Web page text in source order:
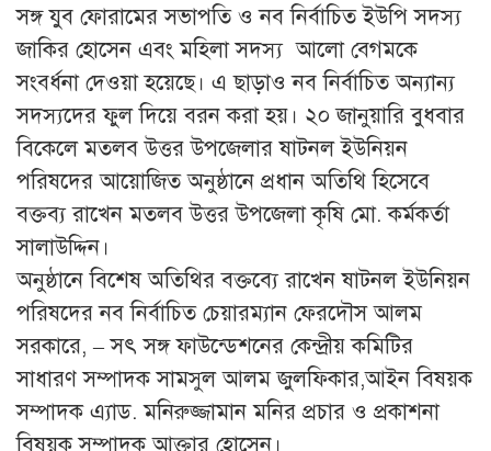
সঙ্গ যুব ফোরামের সভাপতি ও নব নির্বাচিত ইউপি সদস্য
জাকির হোসেন এবং মহিলা সদস্য আলো বেগমকে
সংবর্ধনা দেওয়া হয়েছে। এ ছাড়াও নব নির্বাচিত অন্যান্য
সদস্যদের ফুল দিয়ে বরন করা হয়। ২০ জানুয়ারি বুধবার
বিকেলে মতলব উত্তর উপজেলার ষাটনল ইউনিয়ন
পরিষদের আয়োজিত অনুষ্ঠানে প্রধান অতিথি হিসেবে
বক্তব্য রাখেন মতলব উত্তর উপজেলা কৃষি মো. কর্মকর্তা
সালাউদ্দিন।
অনুষ্ঠানে বিশেষ অতিথির বক্তব্যে রাখেন ষাটনল ইউনিয়ন
পরিষদের নব নির্বাচিত চেয়ারম্যান ফেরদৌস আলম
সরকারে, – সৎ সঙ্গ ফাউন্ডেশনের কেন্দ্রীয় কমিটির
সাধারণ সম্পাদক সামসুল আলম জুলফিকার,আইন বিষয়ক
সম্পাদক এ্যাড. মনিরুজ্জামান মনির প্রচার ও প্রকাশনা
বিষয়ক সম্পাদক আক্তার হোসেন।